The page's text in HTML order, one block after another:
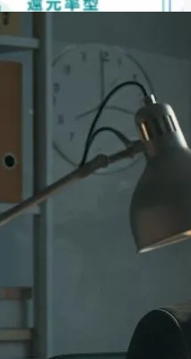
り】2026年9月の自治
10日